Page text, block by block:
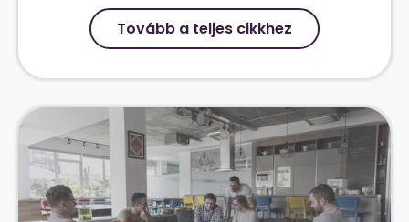
Tovább a teljes cikkhez